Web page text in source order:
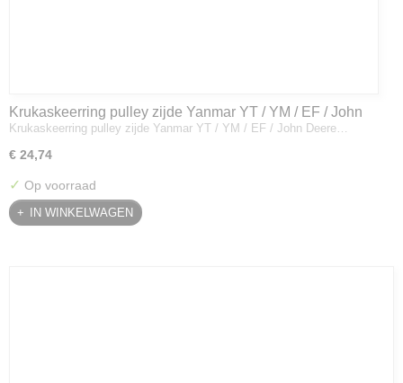
Krukaskeerring pulley zijde Yanmar YT / YM / EF / John
Deere - 119934-01800
Krukaskeerring pulley zijde Yanmar YT / YM / EF / John Deere…
€ 24,74
✓ Op voorraad
IN WINKELWAGEN